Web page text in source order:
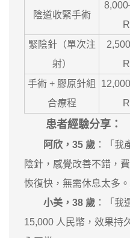
陰道收緊手術
緊陰針（單次注
射）
手術 + 膠原針組
合療程
患者經驗分享 ：
阿欣，35 歲 ：「我
陰針，感覺改善不錯，
恢復快，無需休息太多。
小美，38 歲 ：「我
15,000 人民幣，效果持